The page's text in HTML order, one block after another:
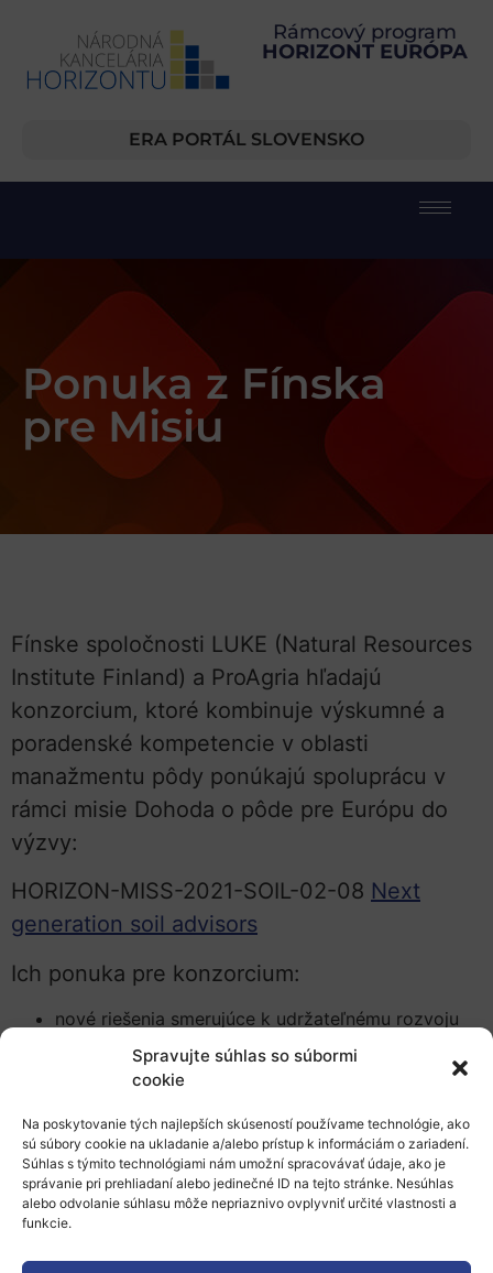
Spravujte súhlas so súbormi
cookie
Na poskytovanie tých najlepších skúseností používame technológie, ako
sú súbory cookie na ukladanie a/alebo prístup k informáciám o zariadení.
Súhlas s týmito technológiami nám umožní spracovávať údaje, ako je
správanie pri prehliadaní alebo jedinečné ID na tejto stránke. Nesúhlas
alebo odvolanie súhlasu môže nepriaznivo ovplyvniť určité vlastnosti a
funkcie.
Rámcový program
HORIZONT EURÓPA
ERA PORTÁL SLOVENSKO
Ponuka z Fínska
pre Misiu
Fínske spoločnosti LUKE (Natural Resources
Institute Finland) a ProAgria hľadajú
konzorcium, ktoré kombinuje výskumné a
poradenské kompetencie v oblasti
manažmentu pôdy ponúkajú spoluprácu v
rámci misie Dohoda o pôde pre Európu do
výzvy:
HORIZON-MISS-2021-SOIL-02-08 Next
generation soil advisors
Ich ponuka pre konzorcium:
nové riešenia smerujúce k udržateľnému rozvoju
podporu novým podnikov využívajúcim biologické
skúsenosti s koordináciou a účasťou na projektoch
v oblasti výskumu a inovácie
skúsenosti s koordináciou AKIS
Podrobné informácie nájdete v ponuke
LUKE&ProAgria.